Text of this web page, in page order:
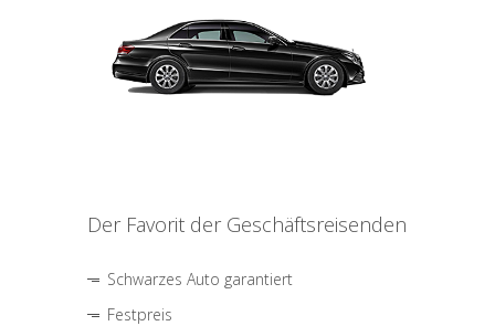
Der Favorit der Geschäftsreisenden
Schwarzes Auto garantiert
Festpreis